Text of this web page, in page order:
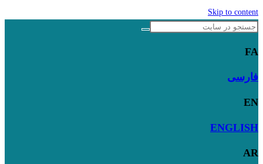
Skip to content
FA
فارسی
EN
ENGLISH
AR